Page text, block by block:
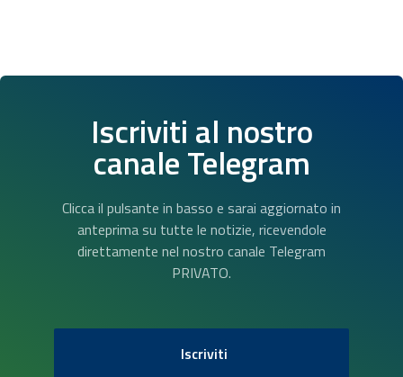
Iscriviti al nostro
canale Telegram
Clicca il pulsante in basso e sarai aggiornato in
anteprima su tutte le notizie, ricevendole
direttamente nel nostro canale Telegram
PRIVATO.
Iscriviti